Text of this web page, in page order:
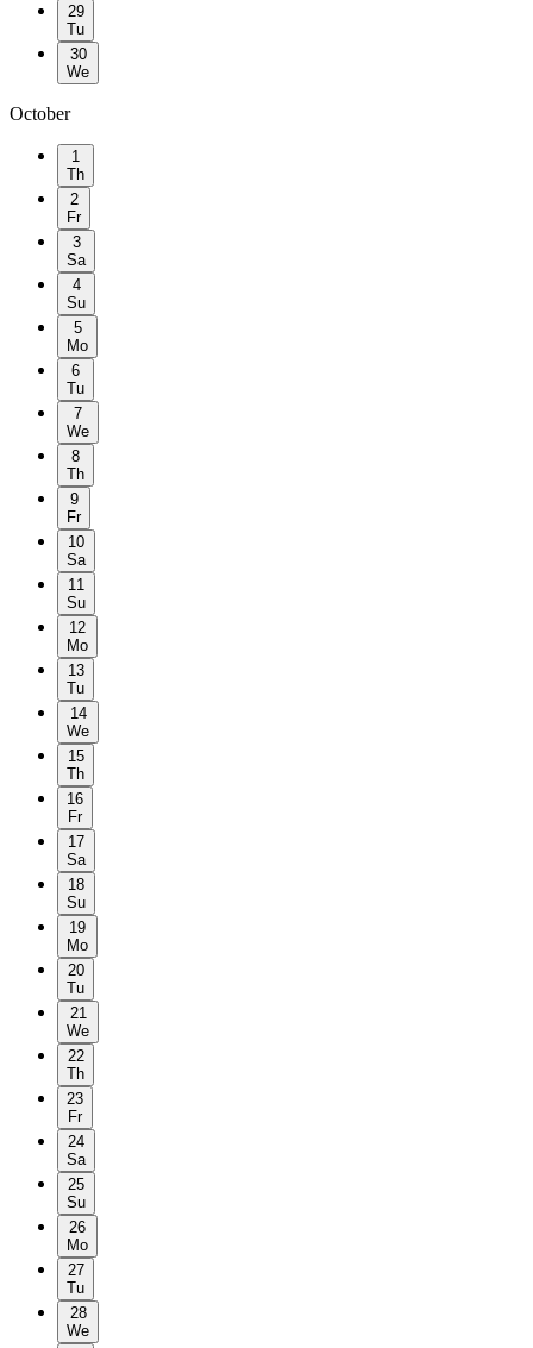
29
Tu
30
We
October
1
Th
2
Fr
3
Sa
4
Su
5
Mo
6
Tu
7
We
8
Th
9
Fr
10
Sa
11
Su
12
Mo
13
Tu
14
We
15
Th
16
Fr
17
Sa
18
Su
19
Mo
20
Tu
21
We
22
Th
23
Fr
24
Sa
25
Su
26
Mo
27
Tu
28
We